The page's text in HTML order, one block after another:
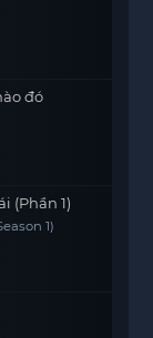
đó
(Phần 1)
1)